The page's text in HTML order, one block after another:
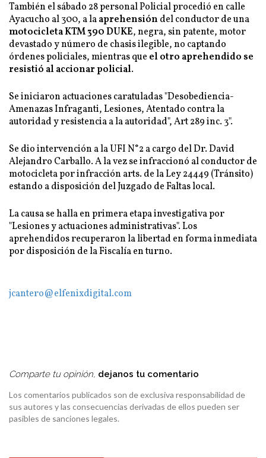
También el sábado 28 personal Policial procedió en calle
Ayacucho al 300, a laaprehensión del conductor de una
motocicleta KTM 390 DUKE, negra, sin patente, motor
devastado y número de chasis ilegible, no captando
órdenes policiales, mientras que el otro aprehendido se
resistió al accionar policial.
Se iniciaron actuaciones caratuladas "Desobediencia-
Amenazas Infraganti, Lesiones, Atentado contra la
autoridad y resistencia a la autoridad", Art 289 inc. 3".
Se dio intervención a la UFI N°2 a cargo del Dr. David
Alejandro Carballo. A la vez se infraccionó al conductor de
motocicleta por infracción arts. de la Ley 24449 (Tránsito)
estando a disposición del Juzgado de Faltas local.
La causa se halla en primera etapa investigativa por
"Lesiones y actuaciones administrativas". Los
aprehendidos recuperaron la libertad en forma inmediata
por disposición de la Fiscalía en turno.
jcantero@elfenixdigital.com
Comparte tu opinión, dejanos tu comentario
Los comentarios publicados son de exclusiva responsabilidad de
sus autores y las consecuencias derivadas de ellos pueden ser
pasibles de sanciones legales.